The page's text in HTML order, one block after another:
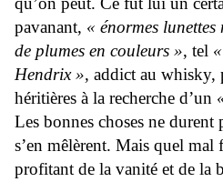
pavanant, « énormes lunettes
de plumes en couleurs », tel
Hendrix », addict au whisky,
héritières à la recherche d’un
Les bonnes choses ne durent
s’en mêlèrent. Mais quel mal
profitant de la vanité et de la